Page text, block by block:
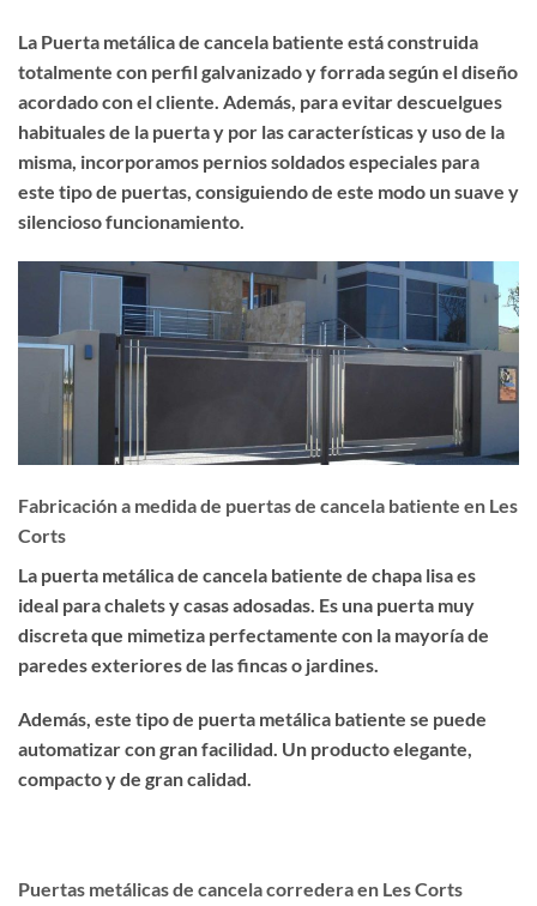
La Puerta metálica de cancela batiente está construida
totalmente con perfil galvanizado y forrada según el diseño
acordado con el cliente. Además, para evitar descuelgues
habituales de la puerta y por las características y uso de la
misma, incorporamos pernios soldados especiales para
este tipo de puertas, consiguiendo de este modo un suave y
silencioso funcionamiento.
Fabricación a medida de puertas de cancela batiente en Les
Corts
La puerta metálica de cancela batiente de chapa lisa es
ideal para chalets y casas adosadas . Es una puerta muy
discreta que mimetiza perfectamente con la mayoría de
paredes exteriores de las fincas o jardines.
Además, este tipo de puerta metálica batiente se puede
automatizar con gran facilidad. Un productoelegante,
compacto y de gran calidad.
Puertas metálicas de cancela corredera en Les Corts